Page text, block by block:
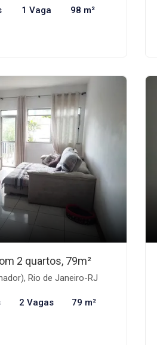
1 Vaga 98 m²
2 quartos, 79m²
Rio de Janeiro-RJ
2 Vagas 79 m²